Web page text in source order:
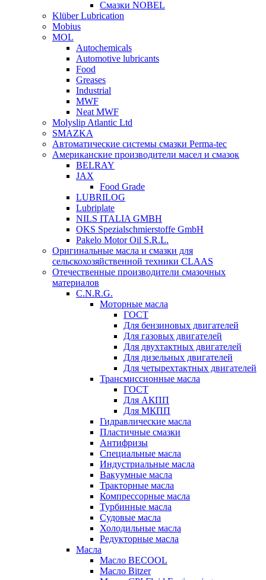
Смазки NOBEL
Klüber Lubrication
Mobius
MOL
Autochemicals
Automotive lubricants
Food
Greases
Industrial
MWF
Neat MWF
Molyslip Atlantic Ltd
SMAZKA
Автоматические системы смазки Perma-tec
Американские производители масел и смазок
BELRAY
JAX
Food Grade
LUBRILOG
Lubriplate
NILS ITALIA GMBH
OKS Spezialschmierstoffe GmbH
Pakelo Motor Oil S.R.L.
Оригинальные масла и смазки для
сельскохозяйственной техники CLAAS
Отечественные производители смазочных
материалов
C.N.R.G.
Моторные масла
ГОСТ
Для бензиновых двигателей
Для газовых двигателей
Для двухтактных двигателей
Для дизельных двигателей
Для четырехтактных двигателей
Трансмиссионные масла
ГОСТ
Для АКПП
Для МКПП
Гидравлические масла
Пластичные смазки
Антифризы
Специальные масла
Индустриальные масла
Вакуумные масла
Тракторные масла
Компрессорные масла
Турбинные масла
Судовые масла
Холодильные масла
Редукторные масла
Масла
Масло BECOOL
Масло Bitzer